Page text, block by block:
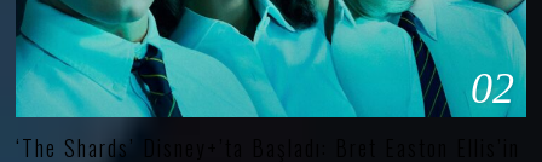
02
‘The Shards’ Disney+’ta Başladı: Bret Easton Ellis’in